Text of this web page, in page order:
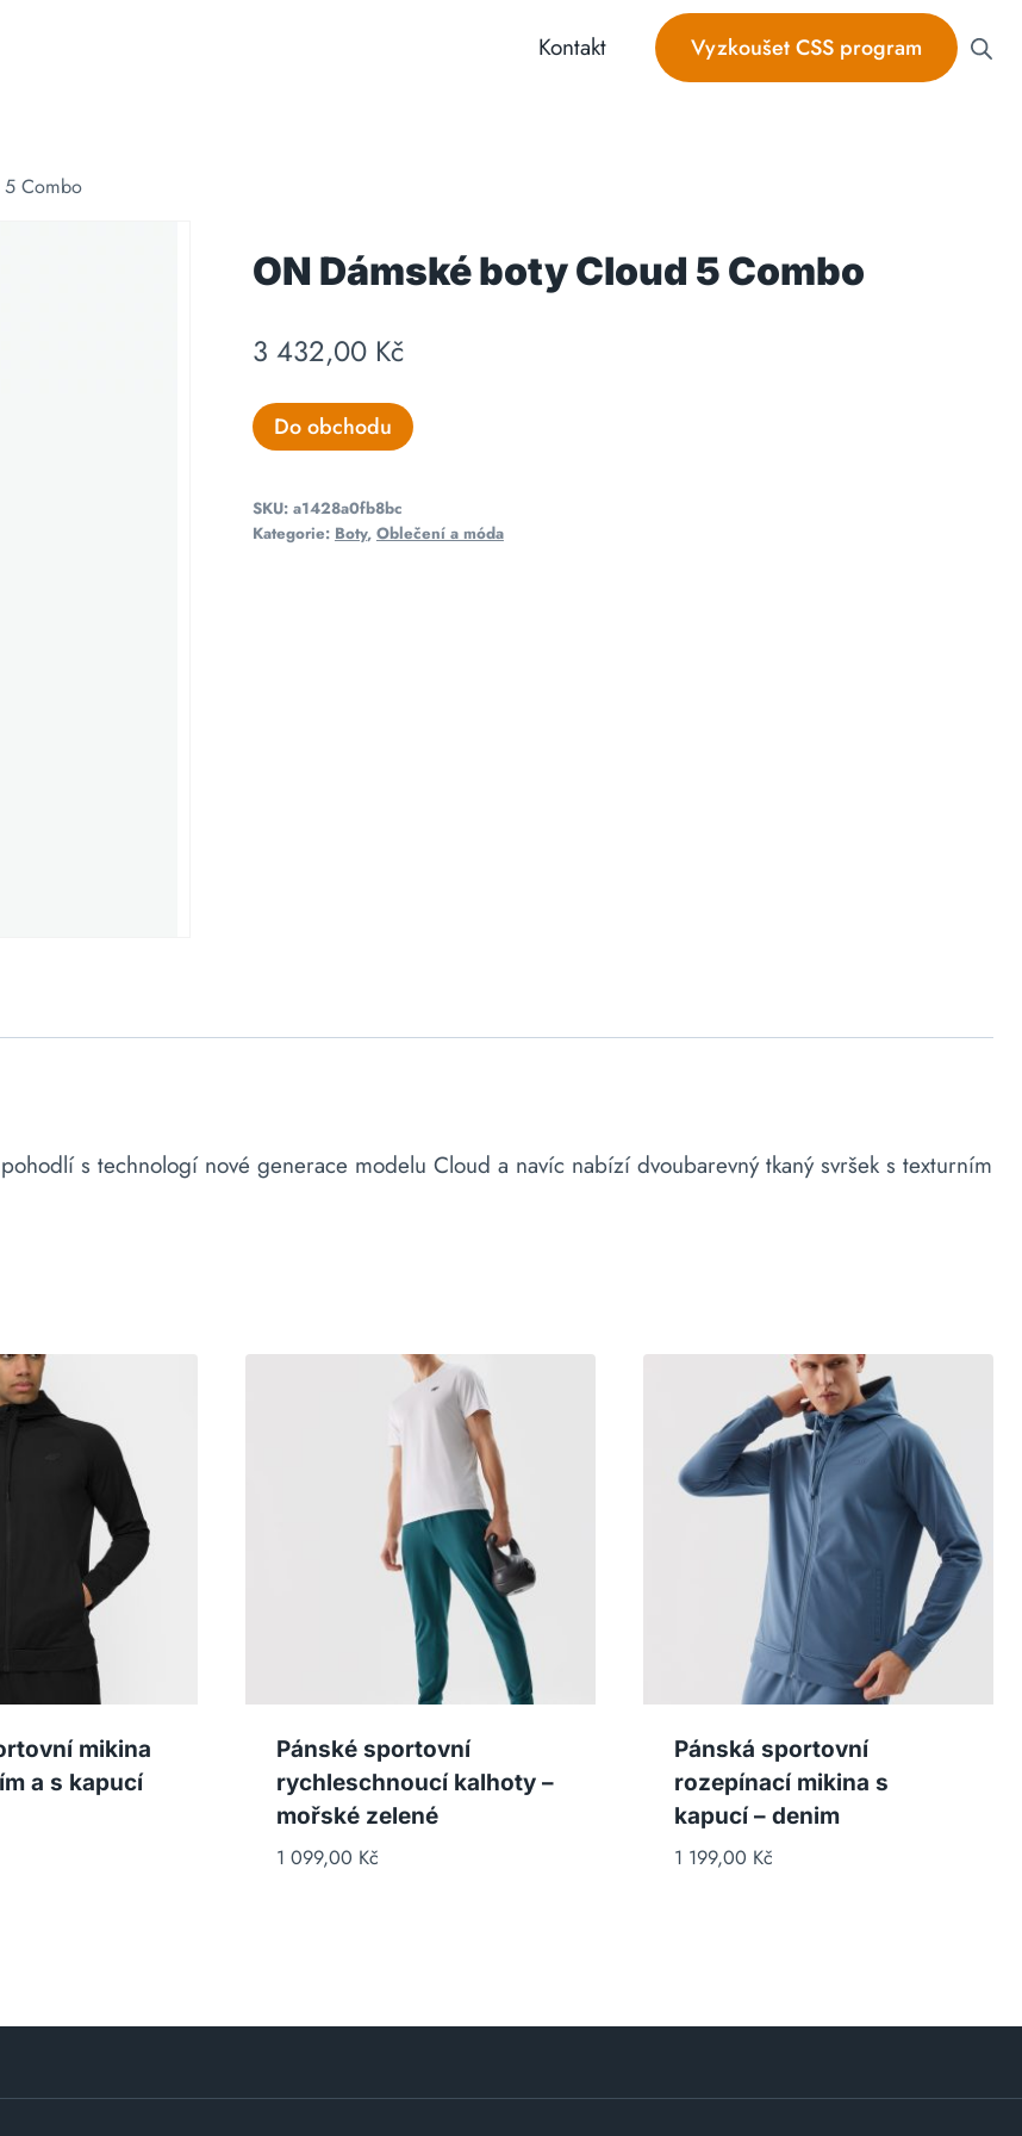
Kontakt Vyzkoušet CSS program
Combo
ON Dámské boty Cloud 5 Combo
3 432,00 Kč
Do obchodu
SKU: a1428a0fb8bc
Kategorie: Boty, Oblečení a móda
s technologí nové generace modelu Cloud a navíc nabízí dvoubarevný tkaný svršek s texturním
mikina
a s kapucí
Pánské sportovní
rychleschnoucí kalhoty –
mořské zelené
1 099,00 Kč
Pánská sportovní
rozepínací mikina s
kapucí – denim
1 199,00 Kč